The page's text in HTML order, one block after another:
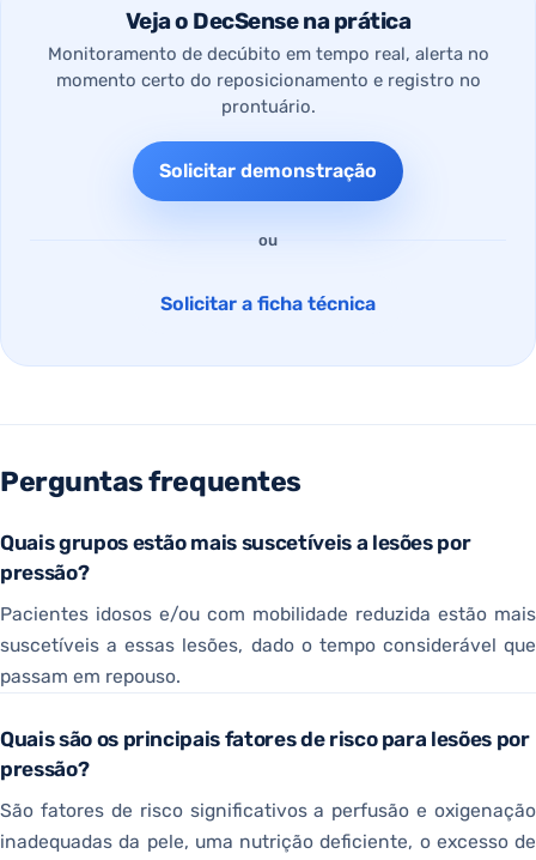
Veja o DecSense na prática
Monitoramento de decúbito em tempo real, alerta no
momento certo do reposicionamento e registro no
prontuário.
Solicitar demonstração
ou
Solicitar a ficha técnica
Perguntas frequentes
Quais grupos estão mais suscetíveis a lesões por
pressão?
Pacientes idosos e/ou com mobilidade reduzida estão mais
suscetíveis a essas lesões, dado o tempo considerável que
passam em repouso.
Quais são os principais fatores de risco para lesões por
pressão?
São fatores de risco significativos a perfusão e oxigenação
inadequadas da pele, uma nutrição deficiente, o excesso de